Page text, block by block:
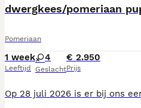
Pomeriaan
1 week
Leeftijd
4
Geslacht
€ 2.950
Prijs